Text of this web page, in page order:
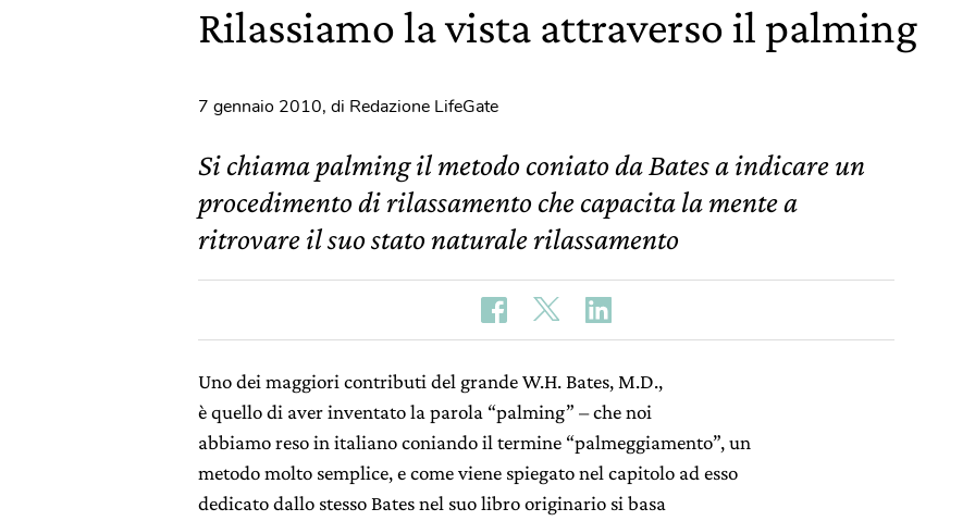
Rilassiamo la vista attraverso il palming
7 gennaio 2010, di Redazione LifeGate
Si chiama palming il metodo coniato da Bates a indicare un
procedimento di rilassamento che capacita la mente a
ritrovare il suo stato naturale rilassamento
Uno dei maggiori contributi del grande W.H. Bates, M.D.,
è quello di aver inventato la parola “palming” – che noi
abbiamo reso in italiano coniando il termine “palmeggiamento”, un
metodo molto semplice, e come viene spiegato nel capitolo ad esso
dedicato dallo stesso Bates nel suo libro originario si basa